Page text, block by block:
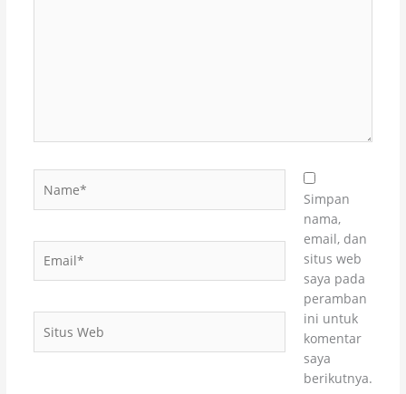
Web
Simpan
nama,
email, dan
situs web
saya pada
peramban
ini untuk
komentar
saya
berikutnya.